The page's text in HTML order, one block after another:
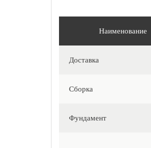
Наименование
Доставка
Сборка
Фундамент